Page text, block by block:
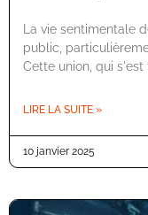
La vie sentimentale
public,
Cette union, qui
LIRE LA SUITE »
10 janvier 2025